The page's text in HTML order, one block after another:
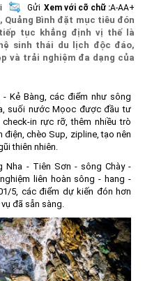
Gửi Xem với cỡ chữ :A-AA+
Quảng Bình đặt mục tiêu đón
tục khẳng định vị thế là
sinh thái du lịch độc đáo,
và trải nghiệm đa dạng của
Kẻ Bàng, các điểm như sông
suối nước Mọoc được đầu tư
in rực rỡ, thêm nhiều trò
chèo Sup, zipline, tạo nên
thiên nhiên.
Nha - Tiên Sơn - sông Chày -
liên hoàn sông - hang -
5, các điểm dự kiến đón hơn
đã sẵn sàng.